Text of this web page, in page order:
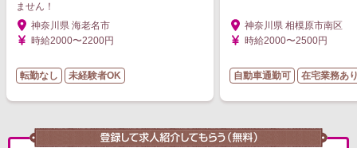
ません！
神奈川県 海老名市
時給2000〜2200円
転勤なし 未経験者OK
神奈川県 相模原市南区
時給2000〜2500円
自動車通勤可 在宅業務あ